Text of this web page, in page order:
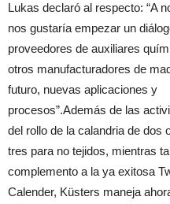
Lukas declaró al respecto: “A
nos gustaría empezar un
proveedores de auxiliares
otros manufacturadores de
futuro, nuevas aplicaciones y
procesos”.Además de las
del rollo de la calandria de dos
tres para no tejidos, mientras
complemento a la ya exitosa
Calender, Küsters maneja